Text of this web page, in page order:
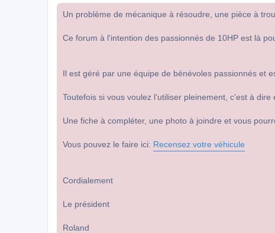
Un problème de mécanique à résoudre, une pièce à
Ce forum à l'intention des passionnés de 10HP est là
Il est géré par une équipe de bénévoles passionnés et
Toutefois si vous voulez l'utiliser pleinement, c'est à
Une fiche à compléter, une photo à joindre et vous
Vous pouvez le faire ici: Recensez votre véhicule
Cordialement
Le président
Roland